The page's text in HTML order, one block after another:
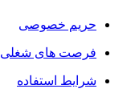
حریم خصوصی
فرصت های شغلی
شرایط استفاده